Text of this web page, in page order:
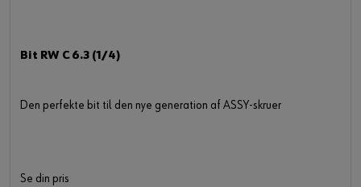
Bit RW C 6.3 (1/4)
Den perfekte bit til den nye generation af ASSY-skruer
Se din pris